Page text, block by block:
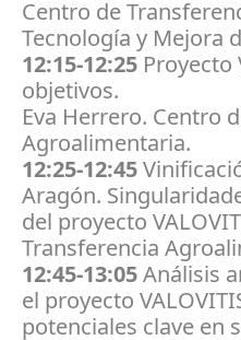
Centro de
Tecnología y Mejora
12:15-12:25 Proyecto
objetivos.
Eva Herrero. Centro
Agroalimentaria.
12:25-12:45
Aragón.
del proyecto
Transferencia
12:45-13:05Análisis
el proyecto
potenciales clave en